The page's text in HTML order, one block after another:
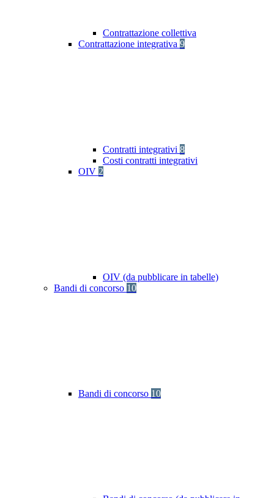
Contrattazione collettiva
Contrattazione integrativa 9
Contratti integrativi 8
Costi contratti integrativi
OIV 2
OIV (da pubblicare in tabelle)
Bandi di concorso 10
Bandi di concorso 10